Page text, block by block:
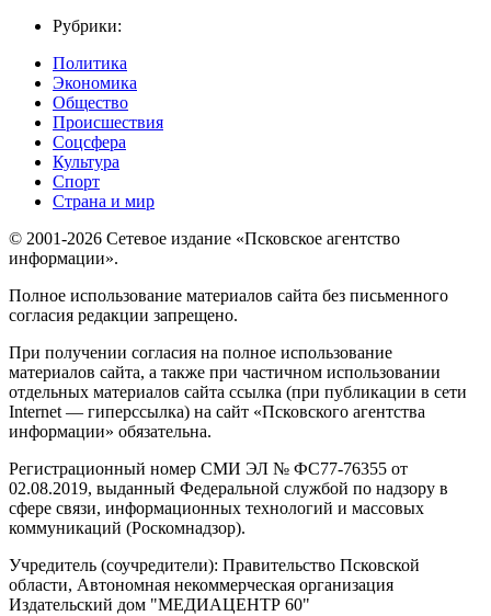
Рубрики:
Политика
Экономика
Общество
Происшествия
Соцсфера
Культура
Спорт
Страна и мир
© 2001-2026 Сетевое издание «Псковское агентство
информации».
Полное использование материалов сайта без письменного
согласия редакции запрещено.
При получении согласия на полное использование
материалов сайта, а также при частичном использовании
отдельных материалов сайта ссылка (при публикации в сети
Internet — гиперссылка) на сайт «Псковского агентства
информации» обязательна.
Регистрационный номер СМИ ЭЛ № ФС77-76355 от
02.08.2019, выданный Федеральной службой по надзору в
сфере связи, информационных технологий и массовых
коммуникаций (Роскомнадзор).
Учредитель (соучредители): Правительство Псковской
области, Автономная некоммерческая организация
Издательский дом "МЕДИАЦЕНТР 60"